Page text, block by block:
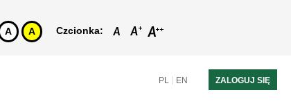
Czcionka:
A A
PL EN ZALOGUJ SIĘ